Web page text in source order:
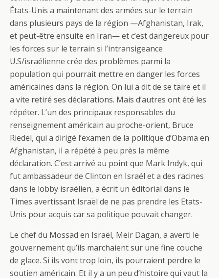
États-Unis a maintenant des armées sur le terrain
dans plusieurs pays de la région —Afghanistan, Irak,
et peut-être ensuite en Iran— et c’est dangereux pour
les forces sur le terrain si l’intransigeance
U.S/israélienne crée des problèmes parmi la
population qui pourrait mettre en danger les forces
américaines dans la région. On lui a dit de se taire et il
a vite retiré ses déclarations. Mais d’autres ont été les
répéter. L’un des principaux responsables du
renseignement américain au proche-orient, Bruce
Riedel, qui a dirigé l’examen de la politique d’Obama en
Afghanistan, il a répété à peu près la même
déclaration. C’est arrivé au point que Mark Indyk, qui
fut ambassadeur de Clinton en Israël et a des racines
dans le lobby israélien, a écrit un éditorial dans le
Times avertissant Israël de ne pas prendre les Etats-
Unis pour acquis car sa politique pouvait changer.
Le chef du Mossad en Israël, Meir Dagan, a averti le
gouvernement qu’ils marchaient sur une fine couche
de glace. Si ils vont trop loin, ils pourraient perdre le
soutien américain. Et il y a un peu d’histoire qui vaut la